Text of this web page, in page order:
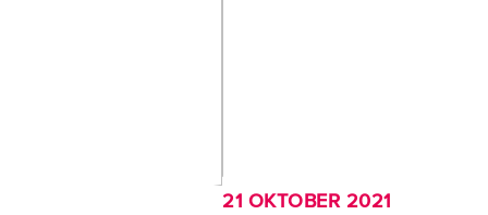
21 OKTOBER 2021